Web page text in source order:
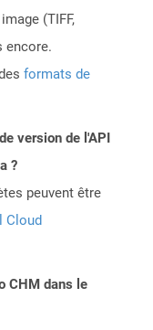
(TIFF,
encore.
formats de
version de l'API
?
peuvent être
Cloud
CHM dans le